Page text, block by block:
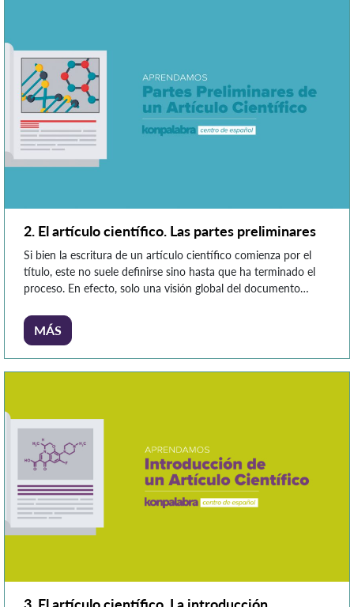
2. El artículo científico. Las partes preliminares
Si bien la escritura de un artículo científico comienza por el
título, este no suele definirse sino hasta que ha terminado el
proceso. En efecto, solo una visión global del documento
e investigadora Mireya Cisneros Estupiñán (2005), un buen
título debe ser: Breve: ojalá no sobrepase […]
MÁS